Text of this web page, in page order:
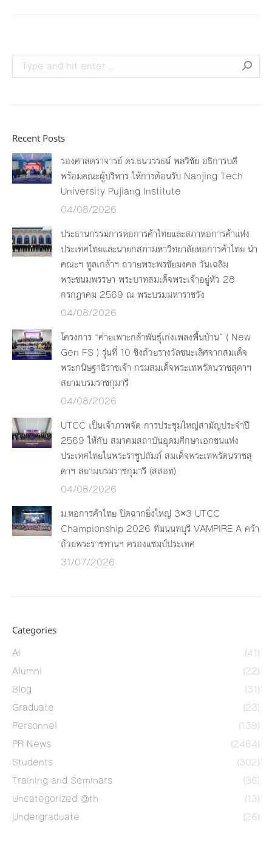
Search:
Recent Posts
รองศาสตราจารย์ ดร.ธนวรรธน์ พลวิชัย อธิการบดี
พร้อมคณะผู้บริหาร ให้การต้อนรับ Nanjing Tech
University Pujiang Institute
04/08/2026
ประธานกรรมการหอการค้าไทยและสภาหอการค้าแห่ง
ประเทศไทยและนายกสภามหาวิทยาลัยหอการค้าไทย นำ
คณะฯ ทูลเกล้าฯ ถวายพระพรชัยมงคล วันเฉลิม
พระชนมพรรษา พระบาทสมเด็จพระเจ้าอยู่หัว 28
กรกฎาคม 2569 ณ พระบรมมหาราชวัง
04/08/2026
โครงการ “ค่ายเพาะกล้าพันธุ์เก่งเพลงพื้นบ้าน” ( New
Gen FS ) รุ่นที่ 10 ชิงถ้วยรางวัลชนะเลิศจากสมเด็จ
พระกนิษฐาธิราชเจ้า กรมสมเด็จพระเทพรัตนราชสุดาฯ
สยามบรมราชกุมารี
04/08/2026
UTCC เป็นเจ้าภาพจัด การประชุมใหญ่สามัญประจำปี
2569 ให้กับ สมาคมสถาบันอุดมศึกษาเอกชนแห่ง
ประเทศไทยในพระราชูปถัมภ์ สมเด็จพระเทพรัตนราชสุ
ดาฯ สยามบรมราชกุมารี (สสอท)
04/08/2026
ม.หอการค้าไทย ปิดฉากยิ่งใหญ่ 3×3 UTCC
Championship 2026 ทีมนนทบุรี VAMPIRE A คว้า
ถ้วยพระราชทานฯ ครองแชมป์ประเทศ
31/07/2026
Categories
AI
(41)
Alumni
(22)
Blog
(31)
Graduate
(23)
Personnel
(139)
PR News
(2464)
Students
(302)
Training and Seminars
(36)
Uncategorized @th
(13)
Undergraduate
(26)